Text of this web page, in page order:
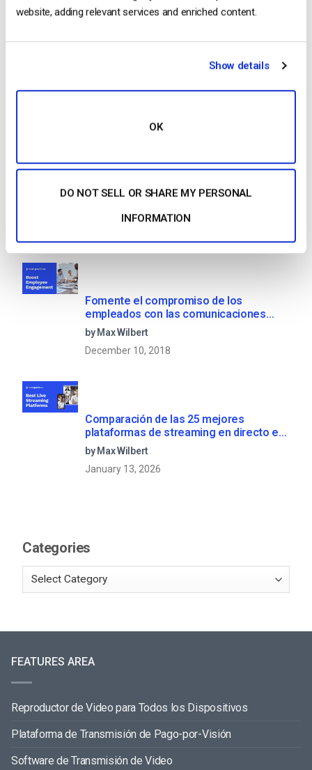
website, adding relevant services and enriched content.
Show details
OK
DO NOT SELL OR SHARE MY PERSONAL
INFORMATION
de los medios en streaming
by Jon Whitehead
Fomente el compromiso de los
empleados con las comunicaciones
corporativas en directo
by Max Wilbert
December 10, 2018
Comparación de las 25 mejores
plataformas de streaming en directo en
2025
by Max Wilbert
January 13, 2026
Categories
FEATURES AREA
Reproductor de Video para Todos los Dispositivos
Plataforma de Transmisión de Pago-por-Visión
Software de Transmisión de Video